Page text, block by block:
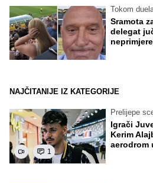
Tokom
Sramota
delegat
NAJČITANIJE IZ KATEGORIJE
1
Prelijepe
Igrači
Kerim
aerodrom